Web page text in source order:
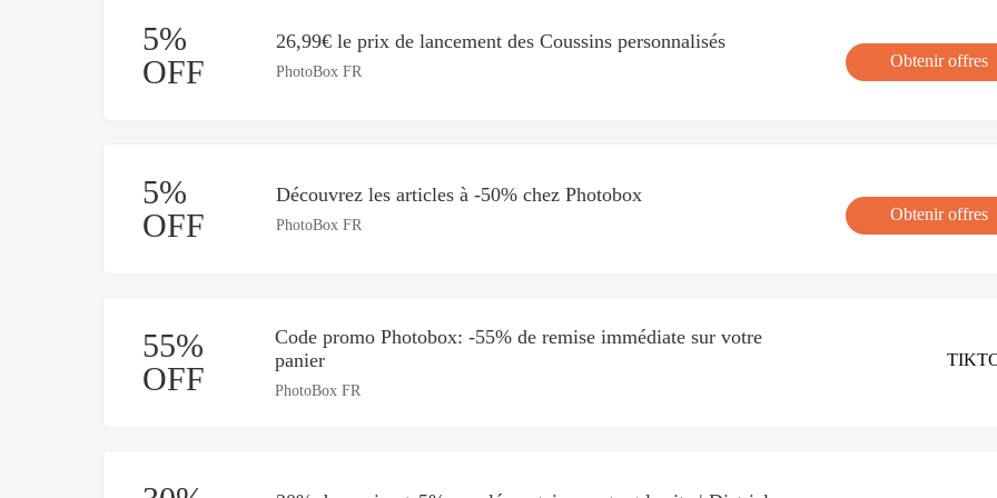
5%
OFF
26,99€ le prix de lancement des Coussins personnalisés
PhotoBox FR
Obtenir offres
5%
OFF
Découvrez les articles à -50% chez Photobox
PhotoBox FR
Obtenir offres
55%
OFF
Code promo Photobox: -55% de remise immédiate sur votre
panier
PhotoBox FR
Obtenir le code